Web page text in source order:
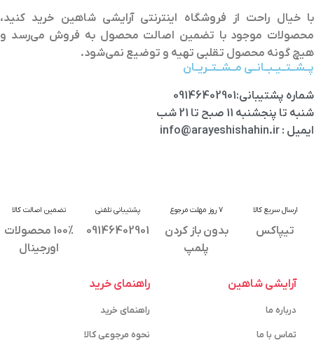
با خیال راحت از فروشگاه اینترنتی آرایشی شاهین خرید کنید،
محصولات موجود با تضمین اصالت محصول به فروش می‌رسد و
هیچ گونه محصول تقلبی تهیه و توضیع نمی‌شود.
پــشــتــیــبــانــی مــشــتــریــان
شماره پشتیبانی:09146402901
شنبه تا پنجشنبه 11 صبح تا 21 شب
ایمیل : info@arayeshishahin.ir
ارسال سریع کالا
تیپاکس
7 روز مهلت مرجوع
بدون باز کردن
پلمپ
پشتیبانی تلفنی
09146402901
تضمین اصالت کالا
100% محصولات
اورجینال
آرایشی شاهین
درباره ما
تماس با ما
راهنمای خرید
راهنمای خرید
نحوه مرجوعی کالا